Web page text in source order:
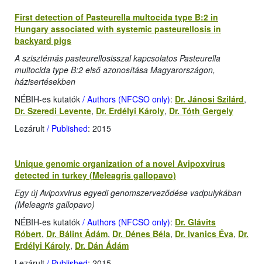
First detection of Pasteurella multocida type B:2 in
Hungary associated with systemic pasteurellosis in
backyard pigs
A szisztémás pasteurellosisszal kapcsolatos Pasteurella
multocida type B:2 első azonosítása Magyarországon,
házisertésekben
NÉBIH-es kutatók / Authors (NFCSO only): Dr. Jánosi Szilárd,
Dr. Szeredi Levente, Dr. Erdélyi Károly, Dr. Tóth Gergely
Lezárult / Published: 2015
Unique genomic organization of a novel Avipoxvirus
detected in turkey (Meleagris gallopavo)
Egy új Avipoxvirus egyedi genomszerveződése vadpulykában
(Meleagris gallopavo)
NÉBIH-es kutatók / Authors (NFCSO only): Dr. Glávits
Róbert, Dr. Bálint Ádám, Dr. Dénes Béla, Dr. Ivanics Éva, Dr.
Erdélyi Károly, Dr. Dán Ádám